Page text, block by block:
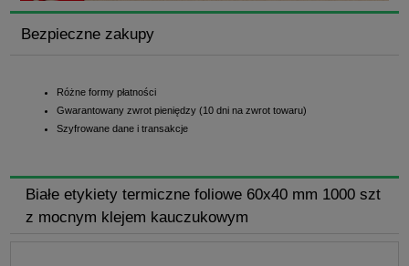
Bezpieczne zakupy
Różne formy płatności
Gwarantowany zwrot pieniędzy (10 dni na zwrot towaru)
Szyfrowane dane i transakcje
Białe etykiety termiczne foliowe 60x40 mm 1000 szt
z mocnym klejem kauczukowym